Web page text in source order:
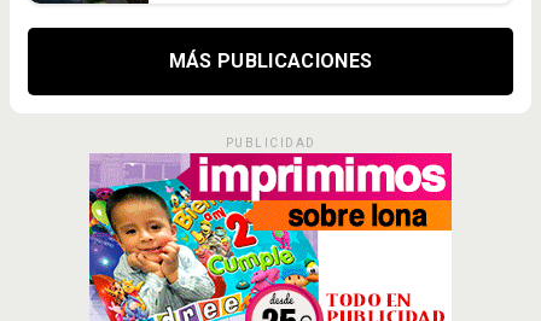
MÁS PUBLICACIONES
PUBLICIDAD